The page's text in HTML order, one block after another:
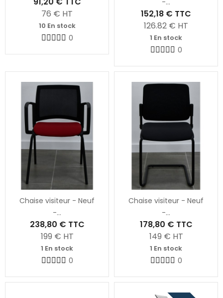
76 € HT
10 En stock
0
152,18 € TTC
126.82 € HT
1 En stock
0
Chaise visiteur - Neuf
-...
238,80 € TTC
199 € HT
1 En stock
0
Chaise visiteur - Neuf
-...
178,80 € TTC
149 € HT
1 En stock
0